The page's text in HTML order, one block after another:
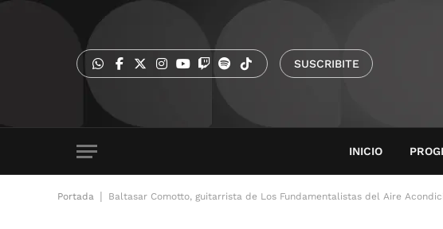
SUSCRIBITE
INICIO
Portada Baltasar Comotto, guitarrista de Los Fundamentalistas del Aire